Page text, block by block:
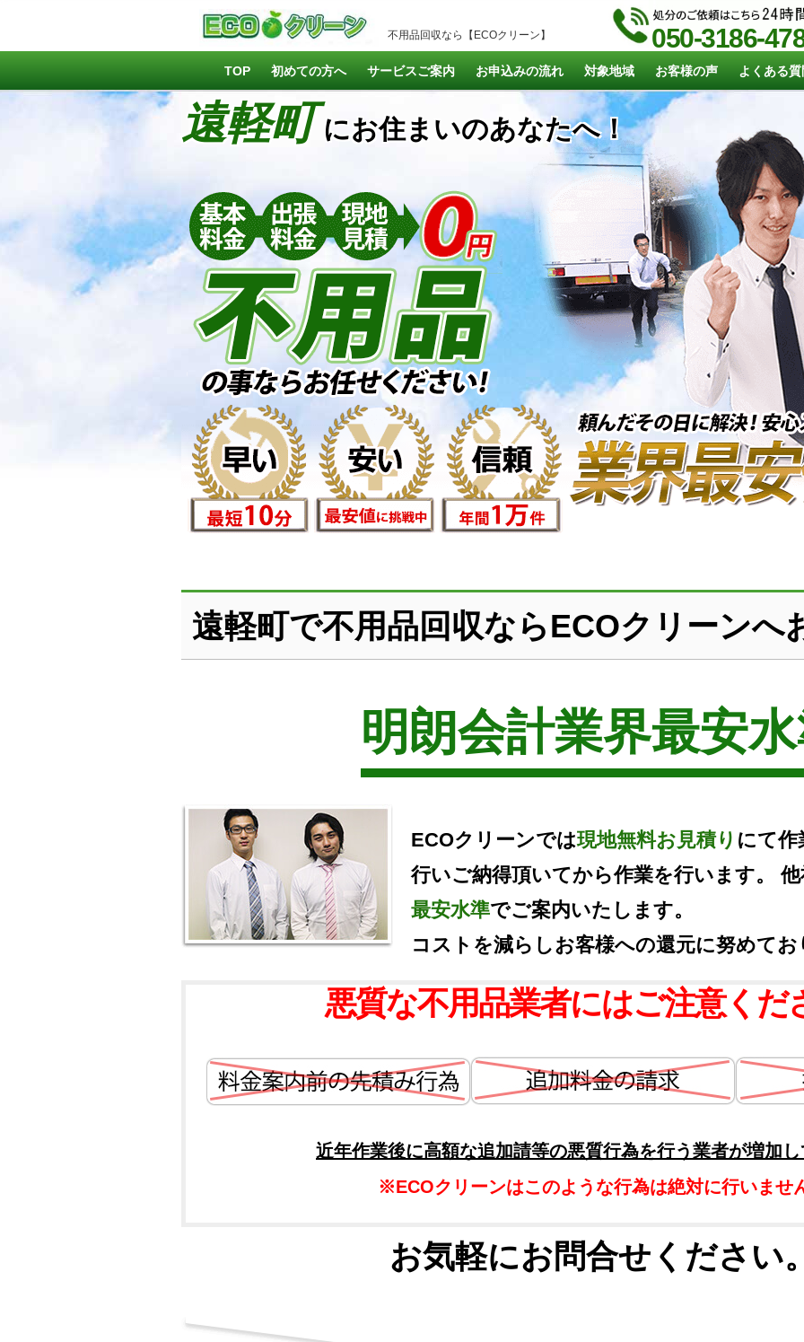
不用品回収なら【ECOクリーン】 050-3186-
TOP 初めての方へ サービスご案内 お申込みの流れ 対象地域 お客様の声 よくある質
遠軽町 にお住まいのあなたへ！
遠軽町で不用品回収ならECOクリーンへ
明朗会計業界最安
ECOクリーンでは現地無料お見積り にて作
行いご納得頂いてから作業を行います。
最安水準でご案内いたします。
コストを減らしお客様への還元に努めてお
悪質な不用品業者にはご注意くだ
近年作業後に高額な追加請等の悪質行為を行う業者が増加
※ECOクリーンはこのような行為は絶対に行いませ
お気軽にお問合せください